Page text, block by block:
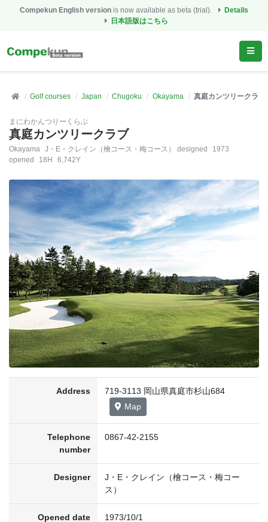
Compekun English version is now available as beta (trial).
Details
日本語版はこちら
Golf courses Japan Chugoku Okayama 真庭カンツリークラブ
まにわかんつりーくらぶ
真庭カンツリークラブ
Okayama J・E・クレイン（檜コース・梅コース） designed
1973
opened
18H 6,742Y
Address
719-3113 岡山県真庭市杉山684
Map
Telephone
number
0867-42-2155
Designer
J・E・クレイン（檜コース・梅コー
ス）
Opened date 1973/10/1